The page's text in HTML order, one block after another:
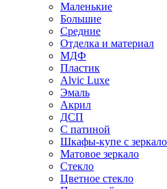
Маленькие
Большие
Средние
Отделка и материал
МДФ
Пластик
Alvic Luxe
Эмаль
Акрил
ДСП
С патиной
Шкафы-купе с
Матовое зеркало
Стекло
Цветное стекло